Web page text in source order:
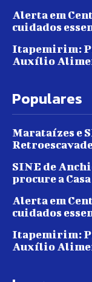
Alerta em
cuidados
Itapemirim:
Auxílio
Populares
Marataízes e
SINE de
procure a
Alerta em
cuidados
Itapemirim:
Auxílio